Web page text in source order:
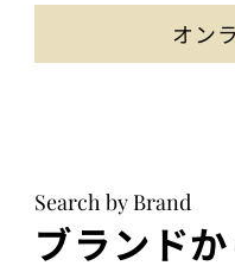
オン
Search by Brand
ブランド